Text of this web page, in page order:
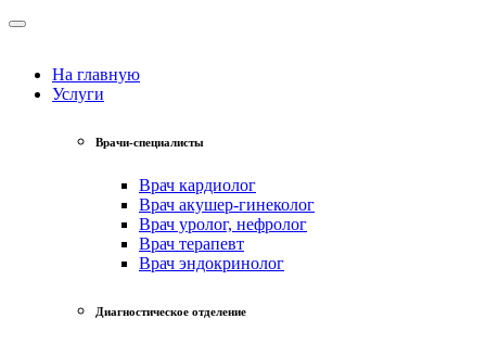
На главную
Услуги
Врачи-специалисты
Врач кардиолог
Врач акушер-гинеколог
Врач уролог, нефролог
Врач терапевт
Врач эндокринолог
Диагностическое отделение